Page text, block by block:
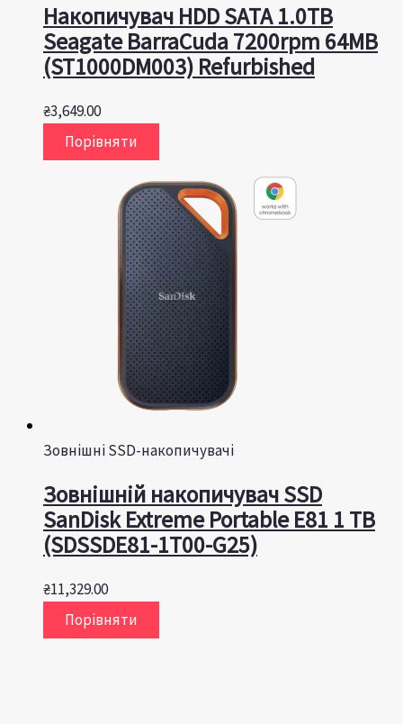
Накопичувач HDD SATA 1.0TB
Seagate BarraCuda 7200rpm 64MB
(ST1000DM003) Refurbished
₴3,649.00
Порівняти
Зовнішні SSD-накопичувачі
Зовнішній накопичувач SSD
SanDisk Extreme Portable E81 1 TB
(SDSSDE81-1T00-G25)
₴11,329.00
Порівняти